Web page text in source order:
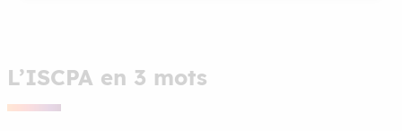
L’ISCPA en 3 mots